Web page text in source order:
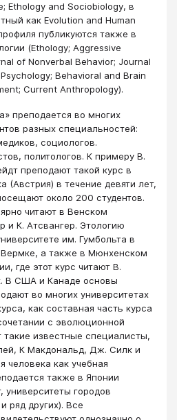
Ethology аnd Sociobiology, в
как Evolution and Human
публикуются также в
(Ethology; Aggressive
of Nonverbal Behavior; Journal
Behavioral аnd Brain
Current Anthropology).
преподается во многих
разных специальностей:
социологов.
политологов. К примеру В.
преподают такой курс в
(Австрия) в течение девяти лет,
около 200 студентов.
читают в Венском
и К. Атсвангер. Этологию
им. Гумбольта в
а также в Мюнхенском
где этот курс читают В.
В США и Канаде основы
во многих университетах
как составная часть курса
с эволюционной
такие известные специалисты,
К Макдональд, Дж. Силк и
человека как учебная
также в Японии
университеты городов
ряд других). Все